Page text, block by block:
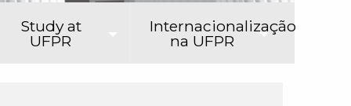
Study at
UFPR
Internacionalização
na UFPR